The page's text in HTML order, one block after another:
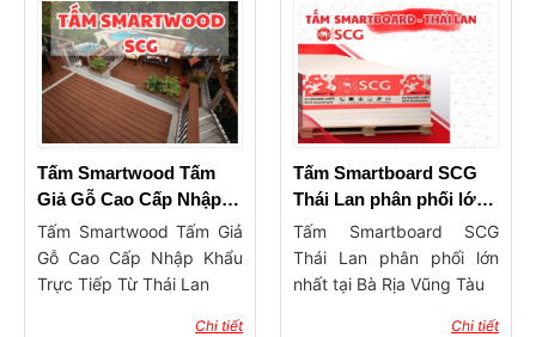
thẩm mỹ cao, sản phẩm
này hứa hẹn sẽ mang lại
những giá trị lâu dài cho
các công trình. Trong bài
viết này, Tân Thịnh Phát
sẽ cung cấp những thông
tin chi tiết về kích thước,
màu sắc, cùng với báo giá
cụ thể, giúp quý khách
hàng có cái nhìn rõ ràng
hơn về sản phẩm.
Tấm Smartwood Tấm
Giả Gỗ Cao Cấp Nhập
Khẩu Trực Tiếp Từ Thái
Lan
Tấm Smartwood Tấm Giả
Gỗ Cao Cấp Nhập Khẩu
Trực Tiếp Từ Thái Lan
Chi tiết
Tấm Smartboard SCG
Thái Lan phân phối lớn
nhất tại Bà Rịa Vũng
Tàu
Tấm Smartboard SCG
Thái Lan phân phối lớn
nhất tại Bà Rịa Vũng Tàu
Chi tiết